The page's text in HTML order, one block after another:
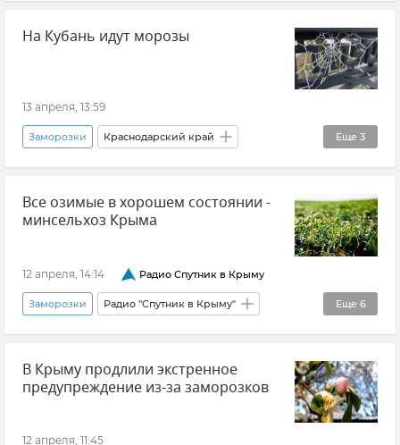
Сады Крыма Компенсация ущерба
На Кубань идут морозы
13 апреля, 13:59
Еще 3
Заморозки Краснодарский край
МЧС Краснодарского края Погода
Новости
Все озимые в хорошем состоянии -
минсельхоз Крыма
12 апреля, 14:14 Радио Спутник в Крыму
Еще 6
Заморозки Радио "Спутник в Крыму"
Николай Тютюник Мнения
Сельское хозяйство Погода в Крыму
Урожай зерновых культур Урожай в Крыму
В Крыму продлили экстренное
предупреждение из-за заморозков
12 апреля, 11:45